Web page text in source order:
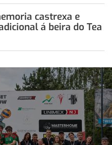
castrexa e
á beira do Tea